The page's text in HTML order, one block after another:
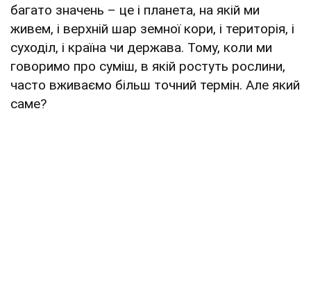
багато значень – це і планета, на якій ми
живем, і верхній шар земної кори, і територія, і
суходіл, і країна чи держава. Тому, коли ми
говоримо про суміш, в якій ростуть рослини,
часто вживаємо більш точний термін. Але який
саме?